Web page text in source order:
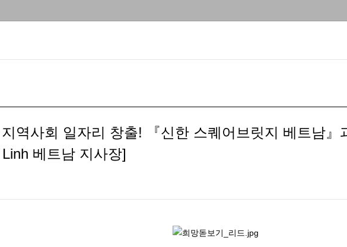
역사회 일자리 창출! 『신한 스퀘어브릿지 베트남』
베트남 지사장]